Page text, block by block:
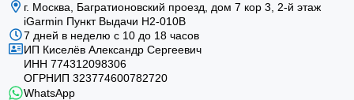
перед заказом сверьте модель прибора и артикул
аксессуара.
г. Москва, Багратионовский проезд, дом 7 кор 3, 2-й этаж
iGarmin Пункт Выдачи Н2-010В
7 дней в неделю с 10 до 18 часов
ИП Киселёв Александр Сергеевич
ИНН 774312098306
ОГРНИП 323774600782720
WhatsApp